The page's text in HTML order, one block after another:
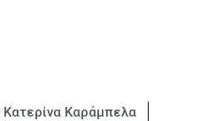
Κατερίνα Καράμπελα